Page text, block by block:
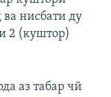
нисбати ду
2 (куштор)
аз табар чӣ